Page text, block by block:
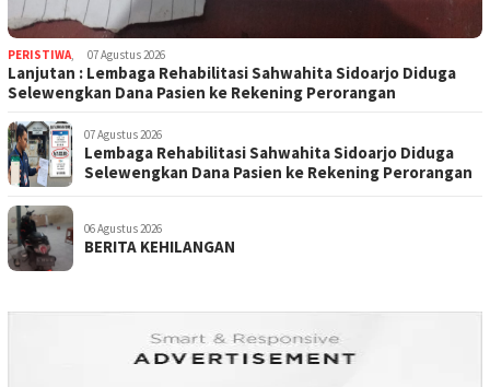
PERISTIWA, 07 Agustus 2026
Lanjutan : Lembaga Rehabilitasi Sahwahita Sidoarjo Diduga
Selewengkan Dana Pasien ke Rekening Perorangan
07 Agustus 2026
Lembaga Rehabilitasi Sahwahita Sidoarjo Diduga
Selewengkan Dana Pasien ke Rekening Perorangan
06 Agustus 2026
BERITA KEHILANGAN